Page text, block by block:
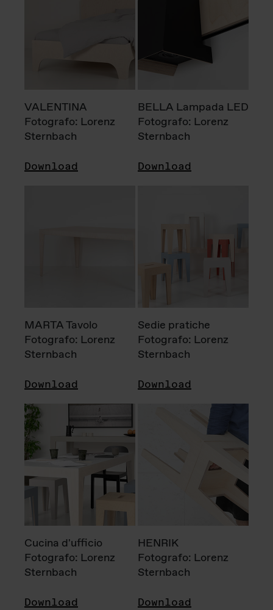
VALENTINA
Fotografo: Lorenz
Sternbach
Download
BELLA Lampada LED
Fotografo: Lorenz
Sternbach
Download
MARTA Tavolo
Fotografo: Lorenz
Sternbach
Download
Sedie pratiche
Fotografo: Lorenz
Sternbach
Download
Cucina d'ufficio
Fotografo: Lorenz
Sternbach
Download
HENRIK
Fotografo: Lorenz
Sternbach
Download